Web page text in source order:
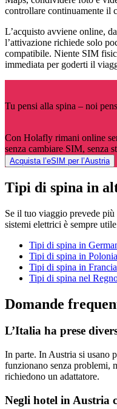
controllare continuamente il
L’acquisto avviene online,
l’attivazione richiede solo
compatibile. Niente SIM
immediata per goderti il
Tu pensi alla spina – noi
Con Holafly rimani online
senza cambiare SIM, senza
Acquista l’eSIM per l’Austria
Tipi di spina in
Se il tuo viaggio prevede
sistemi elettrici è sempre
Tipi di spina in
Tipi di spina in Polonia
Tipi di spina in Francia
Tipi di spina nel
Domande
L’Italia ha prese
In parte. In Austria si usano
funzionano senza problemi,
richiedono un adattatore.
Negli hotel in Austria